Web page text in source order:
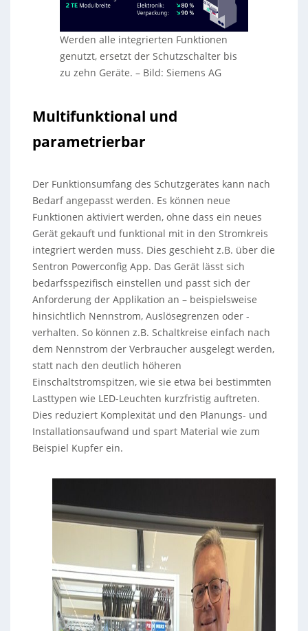
Werden alle integrierten Funktionen
genutzt, ersetzt der Schutzschalter bis
zu zehn Geräte. – Bild: Siemens AG
Multifunktional und
parametrierbar
Der Funktionsumfang des Schutzgerätes kann nach
Bedarf angepasst werden. Es können neue
Funktionen aktiviert werden, ohne dass ein neues
Gerät gekauft und funktional mit in den Stromkreis
integriert werden muss. Dies geschieht z.B. über die
Sentron Powerconfig App. Das Gerät lässt sich
bedarfsspezifisch einstellen und passt sich der
Anforderung der Applikation an – beispielsweise
hinsichtlich Nennstrom, Auslösegrenzen oder -
verhalten. So können z.B. Schaltkreise einfach nach
dem Nennstrom der Verbraucher ausgelegt werden,
statt nach den deutlich höheren
Einschaltstromspitzen, wie sie etwa bei bestimmten
Lasttypen wie LED-Leuchten kurzfristig auftreten.
Dies reduziert Komplexität und den Planungs- und
Installationsaufwand und spart Material wie zum
Beispiel Kupfer ein.